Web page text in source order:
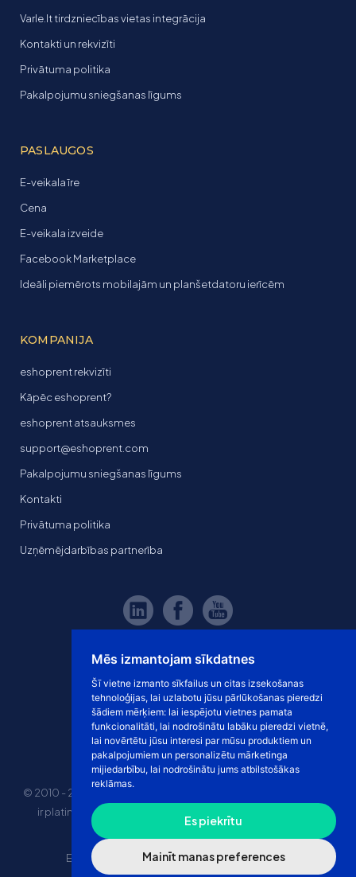
Mēs izmantojam sīkdatnes
Šī vietne izmanto sīkfailus un citas izsekošanas
tehnoloģijas, lai uzlabotu jūsu pārlūkošanas pieredzi
šādiem mērķiem: lai iespējotu vietnes pamata
funkcionalitāti, lai nodrošinātu labāku pieredzi vietnē,
lai novērtētu jūsu interesi par mūsu produktiem un
pakalpojumiem un personalizētu mārketinga
mijiedarbību, lai nodrošinātu jums atbilstošākas
reklāmas.
Es piekrītu
Mainīt manas preferences
Varle.lt tirdzniecības vietas integrācija
Kontakti un rekvizīti
Privātuma politika
Pakalpojumu sniegšanas līgums
PASLAUGOS
E-veikala īre
Cena
E-veikala izveide
Facebook Marketplace
Ideāli piemērots mobilajām un planšetdatoru ierīcēm
KOMPANIJA
eshoprent rekvizīti
Kāpēc eshoprent?
eshoprent atsauksmes
support@eshoprent.com
Pakalpojumu sniegšanas līgums
Kontakti
Privātuma politika
Uzņēmējdarbības partnerība
© 2010 - 2026 eshoprent prekinis ženklas saugomas. Kopijuoti
ir platinti svetainės turinį be sutikimo griežtai draudžiama.
Kainos nurodytos be PVM
E-veikala īres cena
“Dropshipping” e-veikals